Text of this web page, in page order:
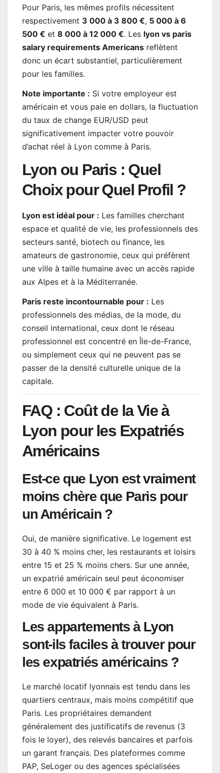
Pour Paris, les mêmes profils nécessitent
respectivement 3 000 à 3 800 €, 5 000 à 6
500 € et 8 000 à 12 000 €. Les lyon vs paris
salary requirements Americans reflètent
donc un écart substantiel, particulièrement
pour les familles.
Note importante : Si votre employeur est
américain et vous paie en dollars, la fluctuation
du taux de change EUR/USD peut
significativement impacter votre pouvoir
d’achat réel à Lyon comme à Paris.
Lyon ou Paris : Quel
Choix pour Quel Profil ?
Lyon est idéal pour : Les familles cherchant
espace et qualité de vie, les professionnels des
secteurs santé, biotech ou finance, les
amateurs de gastronomie, ceux qui préfèrent
une ville à taille humaine avec un accès rapide
aux Alpes et à la Méditerranée.
Paris reste incontournable pour : Les
professionnels des médias, de la mode, du
conseil international, ceux dont le réseau
professionnel est concentré en Île-de-France,
ou simplement ceux qui ne peuvent pas se
passer de la densité culturelle unique de la
capitale.
FAQ : Coût de la Vie à
Lyon pour les Expatriés
Américains
Est-ce que Lyon est vraiment
moins chère que Paris pour
un Américain ?
Oui, de manière significative. Le logement est
30 à 40 % moins cher, les restaurants et loisirs
entre 15 et 25 % moins chers. Sur une année,
un expatrié américain seul peut économiser
entre 6 000 et 10 000 € par rapport à un
mode de vie équivalent à Paris.
Les appartements à Lyon
sont-ils faciles à trouver pour
les expatriés américains ?
Le marché locatif lyonnais est tendu dans les
quartiers centraux, mais moins compétitif que
Paris. Les propriétaires demandent
généralement des justificatifs de revenus (3
fois le loyer), des relevés bancaires et parfois
un garant français. Des plateformes comme
PAP, SeLoger ou des agences spécialisées